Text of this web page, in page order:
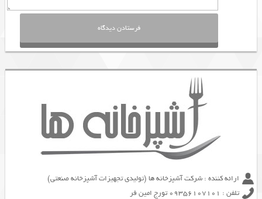
ارائه کننده : شرکت آشپزخانه ها (تولیدی تجهیزات آشپزخانه صنعتی)
تلفن : 09356107101 تورج امین فر